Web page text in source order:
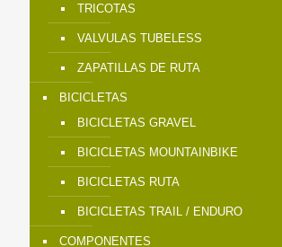
TRICOTAS
VALVULAS TUBELESS
ZAPATILLAS DE RUTA
BICICLETAS
BICICLETAS GRAVEL
BICICLETAS MOUNTAINBIKE
BICICLETAS RUTA
BICICLETAS TRAIL / ENDURO
COMPONENTES